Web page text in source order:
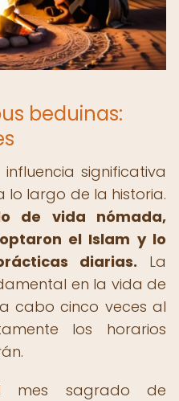
beduinas:
significativa
lo largo de la historia.
de vida nómada,
el Islam y lo
diarias. La
en la vida de
cabo cinco veces al
los horarios
mes sagrado de